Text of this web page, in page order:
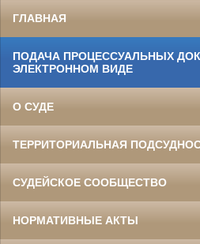
ГЛАВНАЯ
ПОДАЧА ПРОЦЕССУАЛЬНЫХ
ЭЛЕКТРОННОМ ВИДЕ
О СУДЕ
ТЕРРИТОРИАЛЬНАЯ
СУДЕЙСКОЕ СООБЩЕСТВО
НОРМАТИВНЫЕ АКТЫ